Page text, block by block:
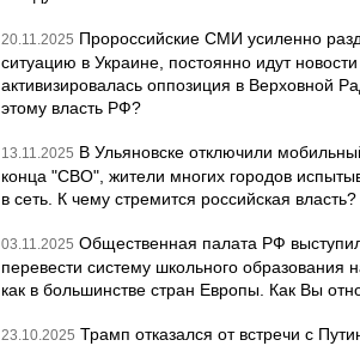
20.11.2025 Пророссийские СМИ усиленно
ситуацию в Украине, постоянно идут новости
активизировалась оппозиция в Верховной
этому власть РФ?
13.11.2025 В Ульяновске отключили
конца "СВО", жители многих городов
в сеть. К чему стремится российская власть?
03.11.2025 Общественная палата РФ
перевести систему школьного образования
как в большинстве стран Европы. Как Вы
23.10.2025 Трамп отказался от встречи с